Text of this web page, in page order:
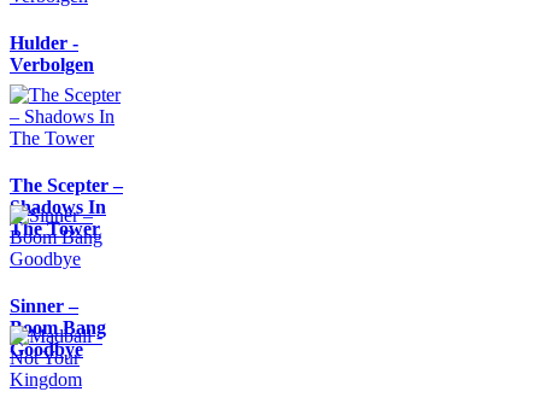
Hulder -
Verbolgen
The Scepter –
Shadows In
The Tower
Sinner –
Boom Bang
Goodbye